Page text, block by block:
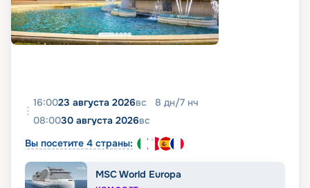
16:0023 августа 2026вс 8 дн/7 нч
08:0030 августа 2026вс
Вы посетите 4 страны:
MSC World Europa